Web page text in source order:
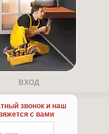
ВХОД
звонок и наш
с вами